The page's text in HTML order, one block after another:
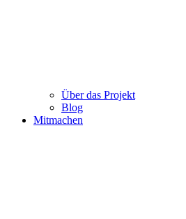
Über das Projekt
Blog
Mitmachen